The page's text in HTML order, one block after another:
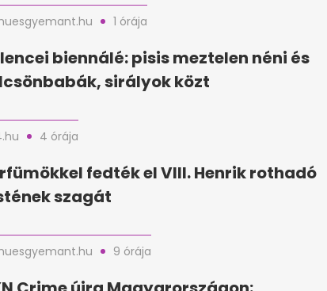
1 órája
biennálé: pisis meztelen néni és
sirályok közt
4 órája
fedték el VIII. Henrik rothadó
szagát
9 órája